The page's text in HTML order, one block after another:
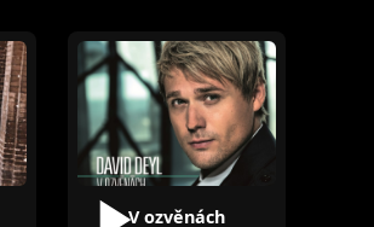
V ozvěnách